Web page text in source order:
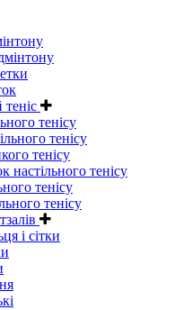
тенісу
тенісу
тенісу
настільного тенісу
тенісу
тенісу
і сітки